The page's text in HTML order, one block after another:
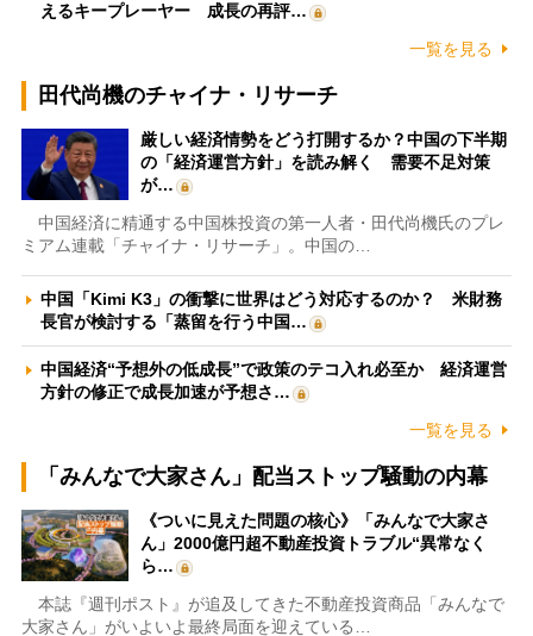
えるキープレーヤー 成長の再評…
一覧を見る
田代尚機のチャイナ・リサーチ
厳しい経済情勢をどう打開するか？中国の下半期
の「経済運営方針」を読み解く 需要不足対策
が…
中国経済に精通する中国株投資の第一人者・田代尚機氏のプレ
ミアム連載「チャイナ・リサーチ」。中国の…
中国「Kimi K3」の衝撃に世界はどう対応するのか？ 米財務
長官が検討する「蒸留を行う中国…
中国経済“予想外の低成長”で政策のテコ入れ必至か 経済運営
方針の修正で成長加速が予想さ…
一覧を見る
「みんなで大家さん」配当ストップ騒動の内幕
《ついに見えた問題の核心》「みんなで大家さ
ん」2000億円超不動産投資トラブル“異常なく
ら…
本誌『週刊ポスト』が追及してきた不動産投資商品「みんなで
大家さん」がいよいよ最終局面を迎えている…